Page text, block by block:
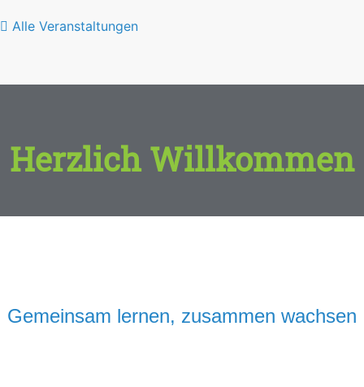
Alle Veranstaltungen
Herzlich Willkommen
Gemeinsam lernen, zusammen wachsen